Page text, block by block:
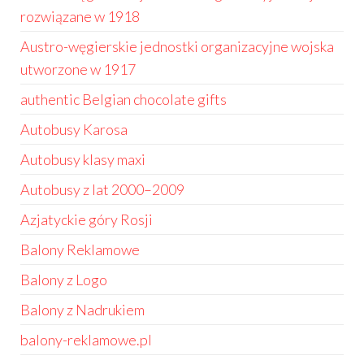
rozwiązane w 1918
Austro-węgierskie jednostki organizacyjne wojska
utworzone w 1917
authentic Belgian chocolate gifts
Autobusy Karosa
Autobusy klasy maxi
Autobusy z lat 2000–2009
Azjatyckie góry Rosji
Balony Reklamowe
Balony z Logo
Balony z Nadrukiem
balony-reklamowe.pl